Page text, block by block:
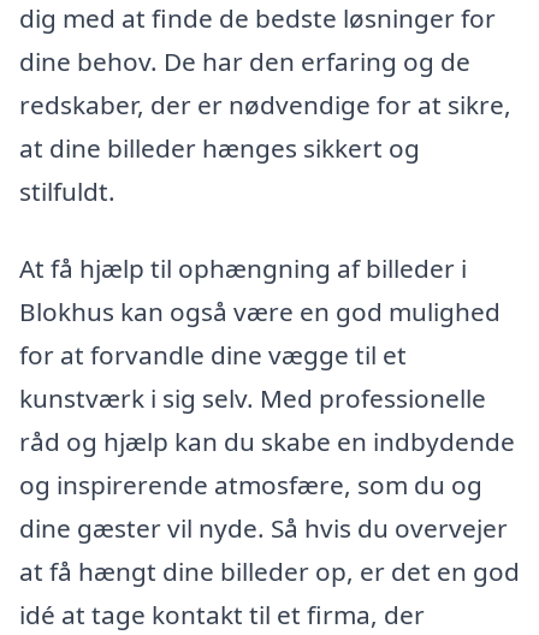
dig med at finde de bedste løsninger for
dine behov. De har den erfaring og de
redskaber, der er nødvendige for at sikre,
at dine billeder hænges sikkert og
stilfuldt.
At få hjælp til ophængning af billeder i
Blokhus kan også være en god mulighed
for at forvandle dine vægge til et
kunstværk i sig selv. Med professionelle
råd og hjælp kan du skabe en indbydende
og inspirerende atmosfære, som du og
dine gæster vil nyde. Så hvis du overvejer
at få hængt dine billeder op, er det en god
idé at tage kontakt til et firma, der